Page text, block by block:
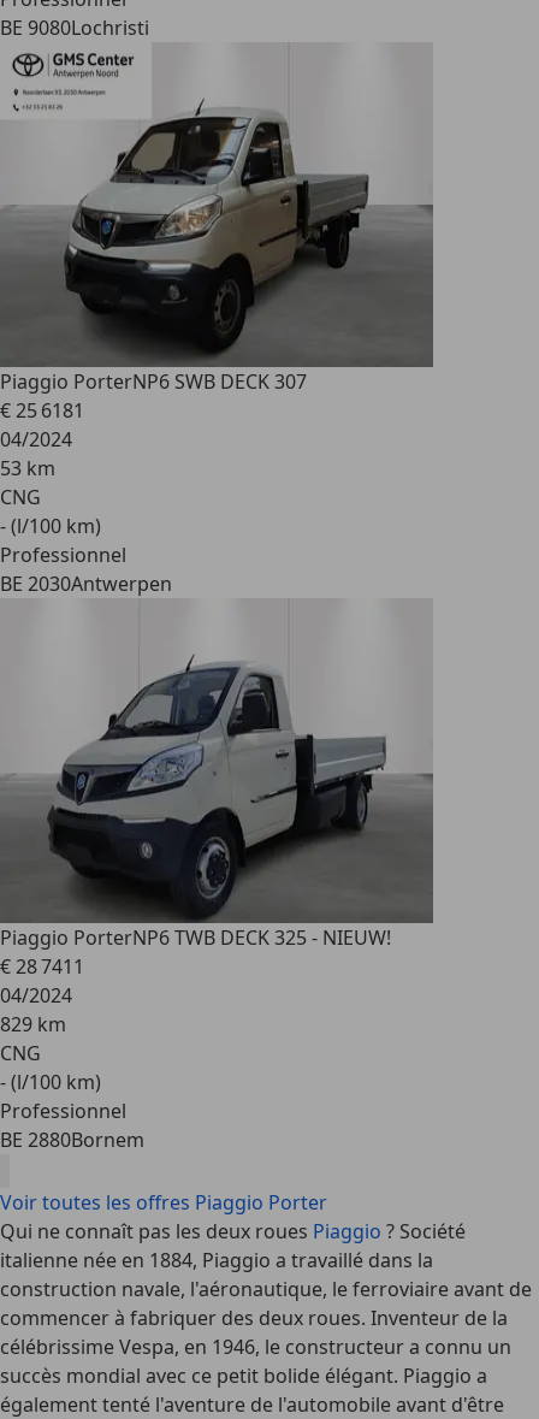
BE 9080Lochristi
Piaggio PorterNP6 SWB DECK 307
€ 25 6181
04/2024
53 km
CNG
- (l/100 km)
Professionnel
BE 2030Antwerpen
Piaggio PorterNP6 TWB DECK 325 - NIEUW!
€ 28 7411
04/2024
829 km
CNG
- (l/100 km)
Professionnel
BE 2880Bornem
Voir toutes les offres Piaggio Porter
Qui ne connaît pas les deux roues Piaggio ? Société
italienne née en 1884, Piaggio a travaillé dans la
construction navale, l'aéronautique, le ferroviaire avant de
commencer à fabriquer des deux roues. Inventeur de la
célébrissime Vespa, en 1946, le constructeur a connu un
succès mondial avec ce petit bolide élégant. Piaggio a
également tenté l'aventure de l'automobile avant d'être